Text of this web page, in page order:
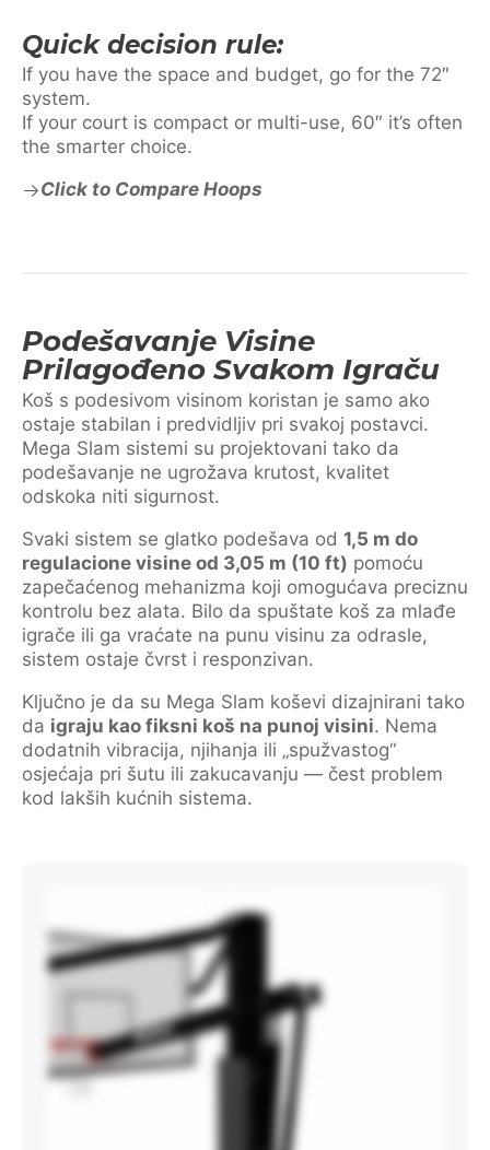
Quick decision rule:
If you have the space and budget, go for the 72″
system.
If your court is compact or multi-use, 60″ it’s often
the smarter choice.
Click to Compare Hoops
Podešavanje Visine
Prilagođeno Svakom Igraču
Koš s podesivom visinom koristan je samo ako
ostaje stabilan i predvidljiv pri svakoj postavci.
Mega Slam sistemi su projektovani tako da
podešavanje ne ugrožava krutost, kvalitet
odskoka niti sigurnost.
Svaki sistem se glatko podešava od 1,5 m do
regulacione visine od 3,05 m (10 ft) pomoću
zapečaćenog mehanizma koji omogućava preciznu
kontrolu bez alata. Bilo da spuštate koš za mlađe
igrače ili ga vraćate na punu visinu za odrasle,
sistem ostaje čvrst i responzivan.
Ključno je da su Mega Slam koševi dizajnirani tako
da igraju kao fiksni koš na punoj visini. Nema
dodatnih vibracija, njihanja ili „spužvastog“
osjećaja pri šutu ili zakucavanju — čest problem
kod lakših kućnih sistema.